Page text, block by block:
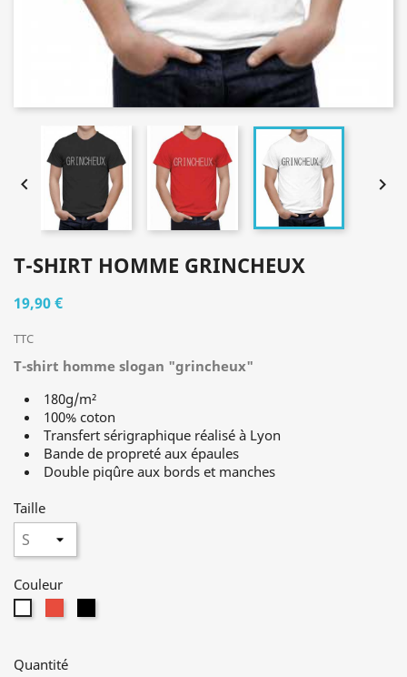
 
T-SHIRT HOMME GRINCHEUX
19,90 €
TTC
T-shirt homme slogan "grincheux"
180g/m²
100% coton
Transfert sérigraphique réalisé à Lyon
Bande de propreté aux épaules
Double piqûre aux bords et manches
Taille
Couleur
Quantité